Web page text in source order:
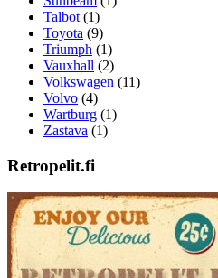
Talbot (1)
Toyota (9)
Triumph (1)
Vauxhall (2)
Volkswagen (11)
Volvo (4)
Wartburg (1)
Zastava (1)
Retropelit.fi